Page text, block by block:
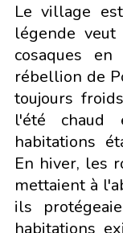
Le village
légende
cosaques
rébellion de
toujours
l'été chaud
habitations
En hiver, les
mettaient à
ils
habitations